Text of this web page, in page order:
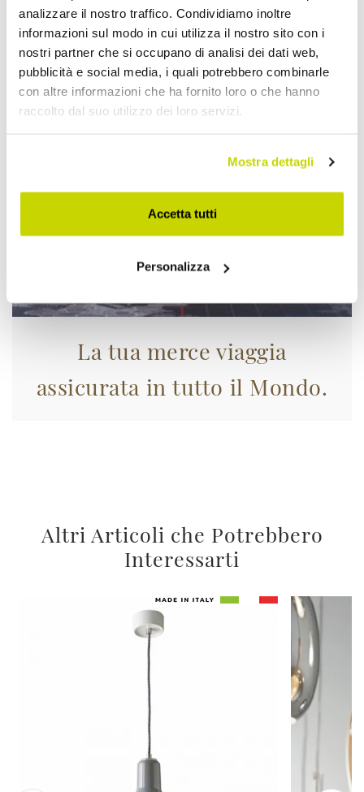
analizzare il nostro traffico. Condividiamo inoltre
informazioni sul modo in cui utilizza il nostro sito con i
nostri partner che si occupano di analisi dei dati web,
pubblicità e social media, i quali potrebbero combinarle
con altre informazioni che ha fornito loro o che hanno
raccolto dal suo utilizzo dei loro servizi.
Mostra dettagli
Accetta tutti
Personalizza
Approfittane subito!
La tua merce viaggia
assicurata in tutto il Mondo.
Altri Articoli che Potrebbero
Interessarti